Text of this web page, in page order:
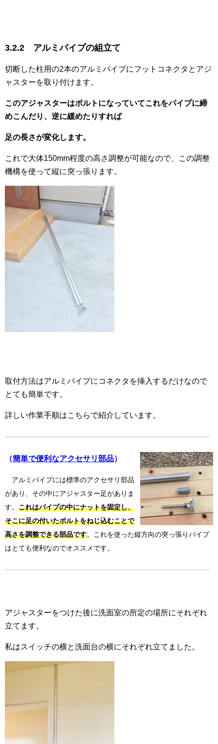
3.2.2 アルミパイプの組立て
切断した柱用の2本のアルミパイプにフットコネクタとアジ
ャスターを取り付けます。
このアジャスターはボルトになっていてこれをパイプに締
めこんだり、逆に緩めたりすれば
足の長さが変化します。
これで大体150mm程度の高さ調整が可能なので、この調整
機構を使って縦に突っ張ります。
取付方法はアルミパイプにコネクタを挿入するだけなので
とても簡単です。
詳しい作業手順はこちらで紹介しています。
（簡単で便利なアクセサリ部品）
アルミパイプには標準のアクセサリ部品
があり、その中にアジャスター足がありま
す。 これはパイプの中にナットを固定し、
そこに足の付いたボルトをねじ込むことで
高さを調整できる部品です。これを使った縦方向の突っ張りパイプ
はとても便利なのでオススメです。
アジャスターをつけた後に洗面室の所定の場所にそれぞれ
立てます。
私はスイッチの横と洗面台の横にそれぞれ立てました。